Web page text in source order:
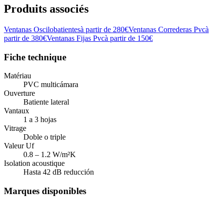
Produits associés
Ventanas Oscilobatientesà partir de 280€Ventanas Correderas Pvcà
partir de 380€Ventanas Fijas Pvcà partir de 150€
Fiche technique
Matériau
PVC multicámara
Ouverture
Batiente lateral
Vantaux
1 a 3 hojas
Vitrage
Doble o triple
Valeur Uf
0.8 – 1.2 W/m²K
Isolation acoustique
Hasta 42 dB reducción
Marques disponibles